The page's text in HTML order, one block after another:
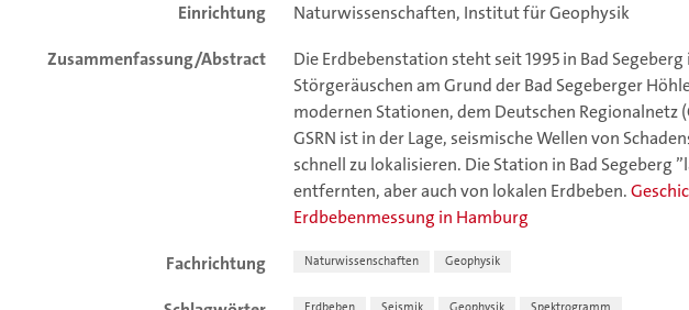
Einrichtung
Naturwissenschaften, Institut für Geophysik
Zusammenfassung/Abstract
Die Erdbebenstation steht seit 1995 in Bad
Störgeräuschen am Grund der Bad Segeberger
modernen Stationen, dem Deutschen Regionalnetz
GSRN ist in der Lage, seismische Wellen von
schnell zu lokalisieren. Die Station in Bad
entfernten, aber auch von lokalen Erdbeben.
Erdbebenmessung in Hamburg
Fachrichtung
Naturwissenschaften Geophysik